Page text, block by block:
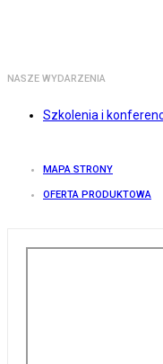
NASZE WYDARZENIA
Szkolenia i
MAPA STRONY
OFERTA PRODUKTOWA